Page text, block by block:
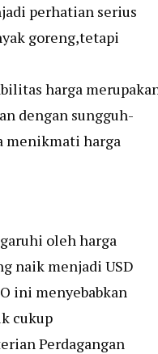
perhatian serius
goreng,tetapi
harga
dengan sungguh-
menikmati harga
oleh harga
naik menjadi USD
ini menyebabkan
cukup
Perdagangan